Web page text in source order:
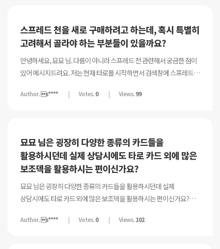
스프레드 천을 새로 구매하려고 하는데, 혹시 특별히
고려해서 골라야 하는 부분들이 있을까요?
안녕하세요, 묘묘 님. 다름이 아니라 스프레드 천 관련해서 궁금한 점이
있어 메시지드려요. 저는 현재 타로를 시작하면서 검색창에 스프레드
사용하다 보니 카드가 천에 자주 걸리고 사용감이 좋지 않더라고요...!
있는 건지 궁금합니다...! 🙏
Author.s**** Votes.0 Views.99
묘묘 님은 굉장히 다양한 종류의 카드들을
활용하시던데 실제 상담시에도 타로 카드 외에 많은
보조덱을 활용하시는 편이신가요?
묘묘 님은 굉장히 다양한 종류의 카드들을 활용하시던데 실제
상담시에도 타로 카드 외에 많은 보조덱을 활용하시는 편이신가요?
Author.s**** Votes.0 Views.102